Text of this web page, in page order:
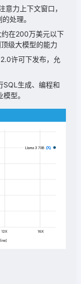
意力上下文窗口，
处理。
在200万美元以下
级大模型的能力
许可下发布，允
SQL生成、编程和
型。